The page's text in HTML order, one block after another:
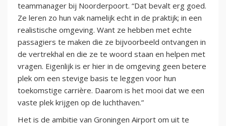
teammanager bij Noorderpoort. “Dat bevalt erg goed.
Ze leren zo hun vak namelijk echt in de praktijk; in een
realistische omgeving. Want ze hebben met echte
passagiers te maken die ze bijvoorbeeld ontvangen in
de vertrekhal en die ze te woord staan en helpen met
vragen. Eigenlijk is er hier in de omgeving geen betere
plek om een stevige basis te leggen voor hun
toekomstige carrière. Daarom is het mooi dat we een
vaste plek krijgen op de luchthaven.”
Het is de ambitie van Groningen Airport om uit te